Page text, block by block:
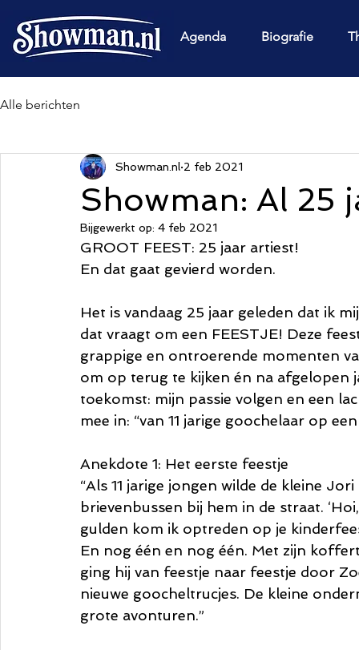
Alle berichten
Showman: Al 25
Showman.nl 2 feb 2021
Bijgewerkt op: 4 feb 2021
GROOT FEEST: 25 jaar artiest!
En dat gaat gevierd worden.
Het is vandaag 25 jaar geleden dat ik
dat vraagt om een FEESTJE! Deze
grappige en ontroerende momenten
om op terug te kijken én na afgelopen
toekomst: mijn passie volgen en een
mee in: “van 11 jarige goochelaar op
Anekdote 1: Het eerste feestje
“Als 11 jarige jongen wilde de kleine
brievenbussen bij hem in de straat.
gulden kom ik optreden op je
En nog één en nog één. Met zijn
ging hij van feestje naar feestje door
nieuwe goocheltrucjes. De kleine
grote avonturen.”
Agenda Biografie